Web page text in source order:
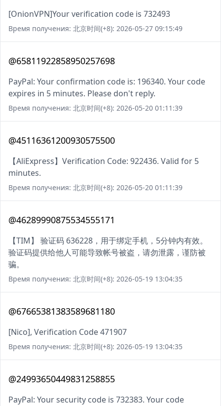
[OnionVPN]Your verification code is 732493
Время получения: 北京时间(+8): 2026-05-27 09:15:49
@65811922858950257698
PayPal: Your confirmation code is: 196340. Your code
expires in 5 minutes. Please don't reply.
Время получения: 北京时间(+8): 2026-05-20 01:11:39
@45116361200930575500
【AliExpress】Verification Code: 922436. Valid for 5
minutes.
Время получения: 北京时间(+8): 2026-05-20 01:11:39
@46289990875534555171
【TIM】 验证码 636228，用于绑定手机，5分钟内有效。
验证码提供给他人可能导致帐号被盗，请勿泄露，谨防被
骗。
Время получения: 北京时间(+8): 2026-05-19 13:04:35
@67665381383589681180
[Nico], Verification Code 471907
Время получения: 北京时间(+8): 2026-05-19 13:04:35
@24993650449831258855
PayPal: Your security code is 732383. Your code